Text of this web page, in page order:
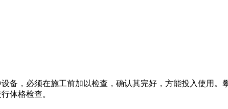
备，必须在施工前加以检查，确认其完好，方能投入使用
体格检查。